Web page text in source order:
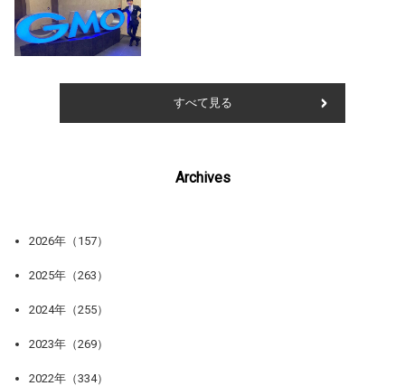
すべて見る
Archives
2026年（157）
2025年（263）
2024年（255）
2023年（269）
2022年（334）